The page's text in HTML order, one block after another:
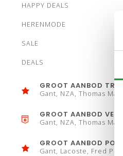
HAPPY DEALS
HERENMODE
SALE
DEALS
GROOT AANBOD
Gant, NZA, Thomas
GROOT AANBOD
Gant, NZA, Thomas
GROOT AANBOD
Gant, Lacoste, Fred